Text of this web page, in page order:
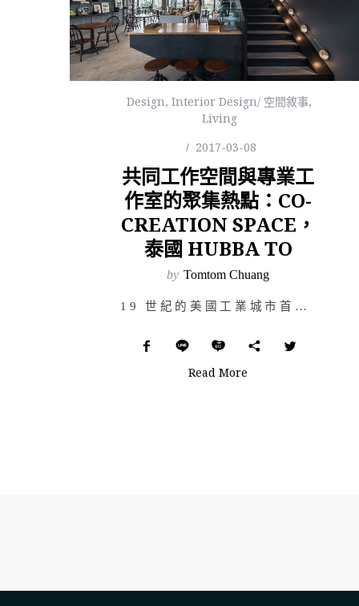
Design, Interior Design/ 空間敘事,
Living
2017-03-08
共同工作空間與專業工
作室的聚集熱點：CO-
CREATION SPACE，
泰國 HUBBA TO
by Tomtom Chuang
19 世紀的美國工業城市首先出現商業辦公室，新的資訊傳播方式、建築材料、技術以及空調設備的進步，都成…
Read More